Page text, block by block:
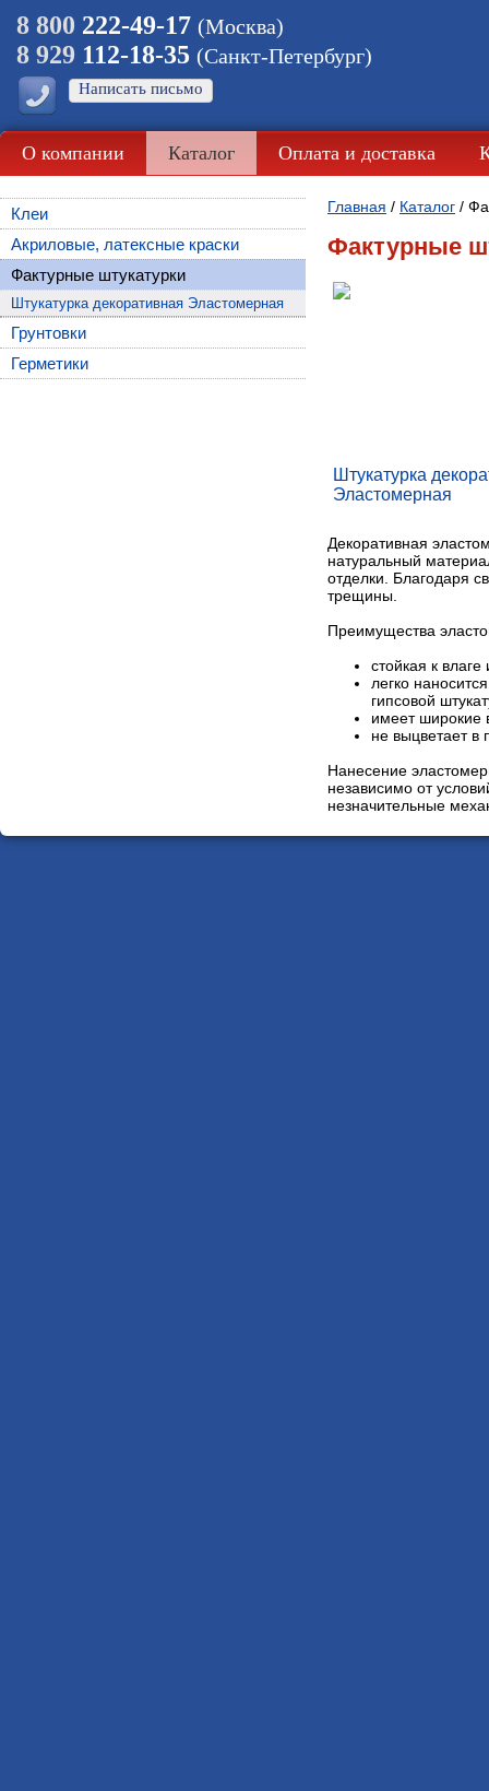
8 800 222-49-17 (Москва)
8 929 112-18-35 (Санкт-Петербург)
Написать письмо
О компании Каталог Оплата и доставка
Клеи
Акриловые, латексные краски
Фактурные штукатурки
Штукатурка декоративная Эластомерная
Грунтовки
Герметики
Главная / Каталог /
Фактурные
Штукатурка
Эластомерная
Декоративная
натуральный
отделки. Благодаря
трещины.
Преимущества
стойкая к
легко
гипсовой
имеет широкие
не выцветает в
Нанесение
независимо от
незначительные